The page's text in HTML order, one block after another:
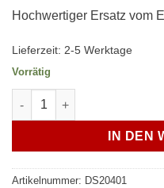
Hochwertiger Ersatz vom
Lieferzeit: 2-5 Werktage
Vorrätig
Dichtung Ölpumpe zum
IN DEN
Artikelnummer: DS20401